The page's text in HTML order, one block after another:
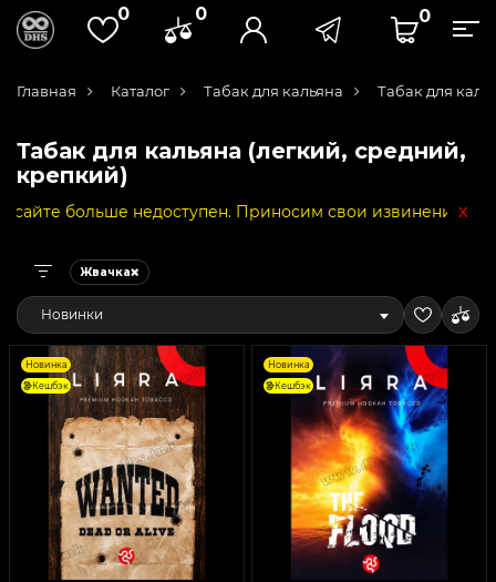
0 0 0
Главная Каталог Табак для кальяна Табак для
Табак для кальяна (легкий, средний,
крепкий)
недоступен. Приносим свои извинения за x
Жвачка
Новинки
Новинка
Кешбэк
Новинка
Кешбэк